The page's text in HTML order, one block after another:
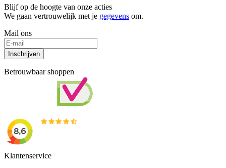
Blijf op de hoogte van onze acties
We gaan vertrouwelijk met je gegevens om.
Mail ons
Inschrijven
Betrouwbaar shoppen
Klantenservice